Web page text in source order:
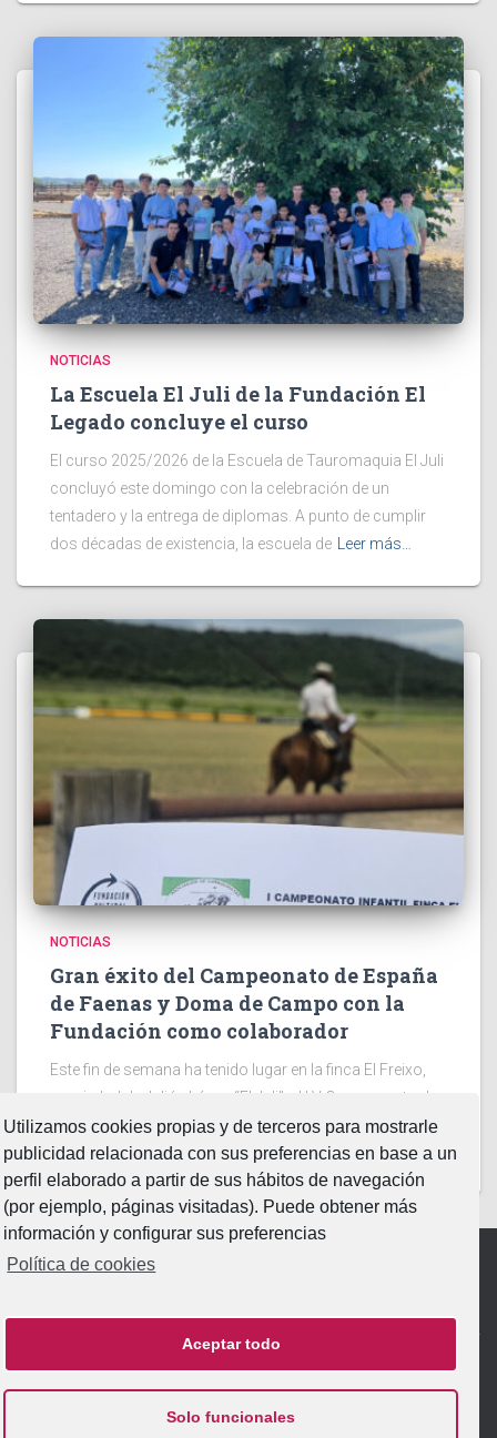
Utilizamos cookies propias y de terceros para mostrarle
publicidad relacionada con sus preferencias en base a un
perfil elaborado a partir de sus hábitos de navegación
(por ejemplo, páginas visitadas). Puede obtener más
información y configurar sus preferencias
Política de cookies
Aceptar todo
Solo funcionales
NOTICIAS
La Escuela El Juli de la Fundación El
Legado concluye el curso
El curso 2025/2026 de la Escuela de Tauromaquia El Juli
concluyó este domingo con la celebración de un
tentadero y la entrega de diplomas. A punto de cumplir
dos décadas de existencia, la escuela de Leer más…
NOTICIAS
Gran éxito del Campeonato de España
de Faenas y Doma de Campo con la
Fundación como colaborador
Este fin de semana ha tenido lugar en la finca El Freixo,
propiedad de Julián López “El Juli”. el LV Campeonato de
España Intercomunitario de Faenas y Doma de Campo
2026. Dos jornadas en la Leer más…
Aviso Legal|Política de Privacidad
INICIO FUNDACIÓN PATRIMONIO ACTIVIDADES